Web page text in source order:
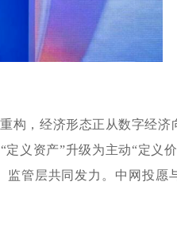
构，经济形态正从数字经济
义资产”升级为主动“定义
管层共同发力。中网投愿